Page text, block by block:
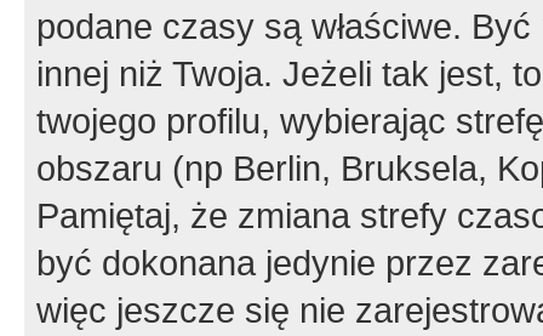
podane czasy są właściwe.
innej niż Twoja. Jeżeli tak jest,
twojego profilu, wybierając
obszaru (np Berlin, Bruksela,
Pamiętaj, że zmiana strefy
być dokonana jedynie przez
więc jeszcze się nie